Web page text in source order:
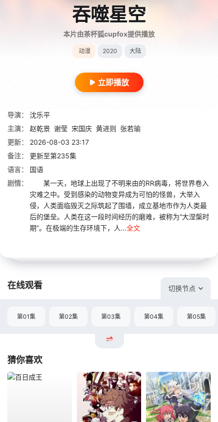
吞噬星空
本片由茶杯狐cupfox提供播放
动漫 2020 大陆
立即播放
导演：
沈乐平
主演：
赵乾景 谢莹 宋国庆 黄进则 张若瑜
更新：
2026-08-03 23:17
备注：
更新至第235集
语言：
国语
剧情：
某一天，地球上出现了不明来由的RR病毒，将世界卷入
灾难之中。受到感染的动物变异成为可怕的怪兽，大举入
侵，人类面临毁灭之际筑起了围墙，成立基地市作为人类最
后的堡垒。人类在这一段时间经历的磨难，被称为“大涅槃时
期”。在极端的生存环境下，人...全文
在线观看 切换节点
第01集 第02集 第03集 第04集 第05集
猜你喜欢